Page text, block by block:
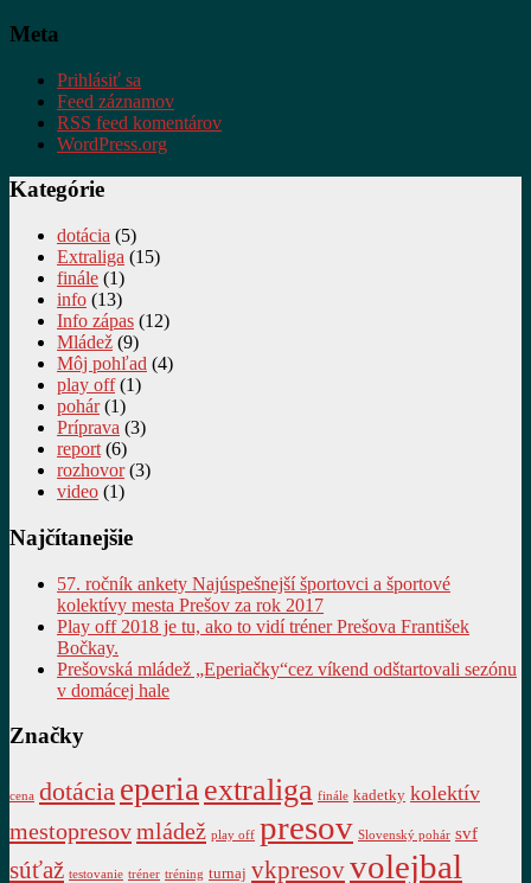
Meta
Prihlásiť sa
Feed záznamov
RSS feed komentárov
WordPress.org
Kategórie
dotácia (5)
Extraliga (15)
finále (1)
info (13)
Info zápas (12)
Mládež (9)
Môj pohľad (4)
play off(1)
pohár(1)
Príprava (3)
report (6)
rozhovor(3)
video (1)
Najčítanejšie
57. ročník ankety Najúspešnejší športovci a športové
kolektívy mesta Prešov za rok 2017
Play off 2018 je tu, ako to vidí tréner Prešova František
Bočkay.
Prešovská mládež „Eperiačky“cez víkend odštartovali sezónu
v domácej hale
Značky
cena dotácia eperiaextraliga finále kadetky kolektív
mestopresovmládež play off presov Slovenský pohár svf
súťaž testovanie tréner tréning turnaj vkpresovvolejbal